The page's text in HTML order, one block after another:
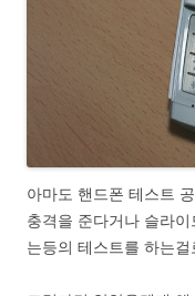
아마도 핸드폰 테스트
충격을 준다거나 슬라
는등의 테스트를 하는